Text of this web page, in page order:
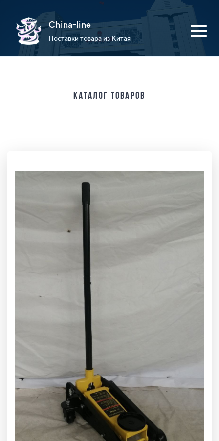
China-line
Поставки товара из Китая
Каталог товаров